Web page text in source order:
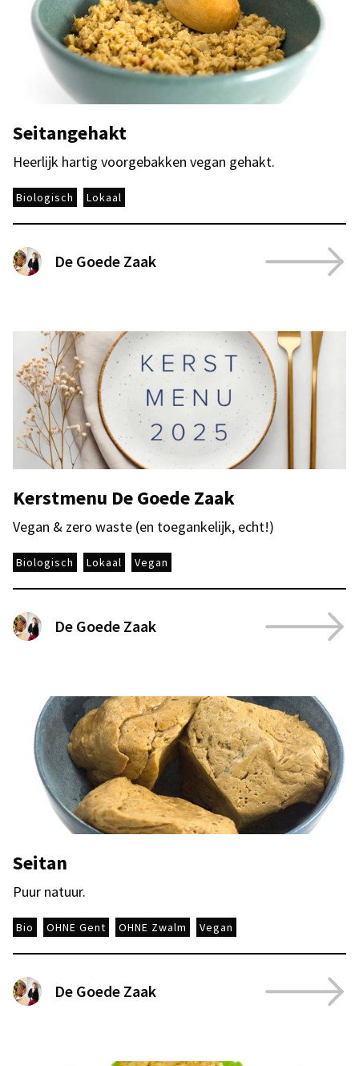
Seitangehakt
Heerlijk hartig voorgebakken vegan gehakt.
Biologisch Lokaal
De Goede Zaak
Kerstmenu De Goede Zaak
Vegan & zero waste (en toegankelijk, echt!)
Biologisch Lokaal Vegan
De Goede Zaak
Seitan
Puur natuur.
Bio OHNE Gent OHNE Zwalm Vegan
De Goede Zaak